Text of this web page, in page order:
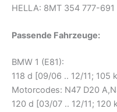
HELLA: 8MT 354 777-691
Passende Fahrzeuge:
BMW 1 (E81):
118 d [09/06 .. 12/11; 105
Motorcodes: N47 D20
120 d [03/07 .. 12/11; 120